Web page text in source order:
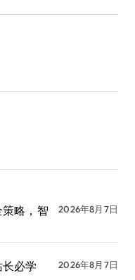
略，智
2026年8月7日
必学
2026年8月7日